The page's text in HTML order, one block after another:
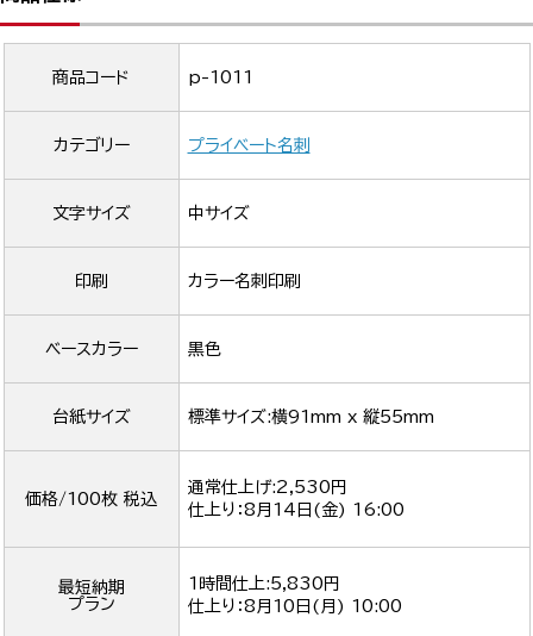
商品コード p-1011
カテゴリー プライベート名刺
文字サイズ 中サイズ
印刷 カラー名刺印刷
ベースカラー 黒色
台紙サイズ 標準サイズ:横91mm x 縦55mm
価格/100枚 税込
通常仕上げ:2,530円
仕上り：8月14日(金) 16:00
最短納期
プラン
1時間仕上:5,830円
仕上り：8月10日(月) 10:00